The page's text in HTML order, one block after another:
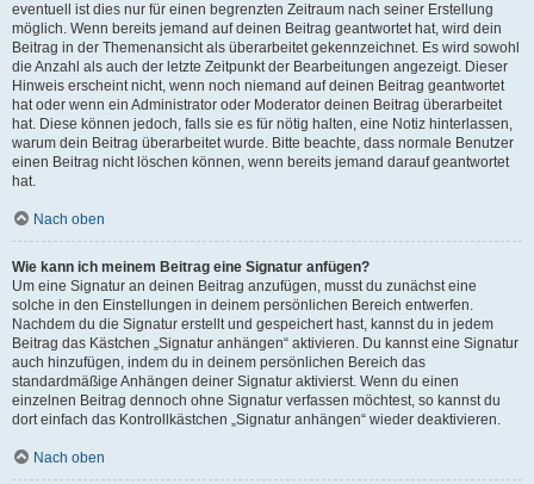
eventuell ist dies nur für einen begrenzten Zeitraum nach seiner Erstellung
möglich. Wenn bereits jemand auf deinen Beitrag geantwortet hat, wird dein
Beitrag in der Themenansicht als überarbeitet gekennzeichnet. Es wird sowohl
die Anzahl als auch der letzte Zeitpunkt der Bearbeitungen angezeigt. Dieser
Hinweis erscheint nicht, wenn noch niemand auf deinen Beitrag geantwortet
hat oder wenn ein Administrator oder Moderator deinen Beitrag überarbeitet
hat. Diese können jedoch, falls sie es für nötig halten, eine Notiz hinterlassen,
warum dein Beitrag überarbeitet wurde. Bitte beachte, dass normale Benutzer
einen Beitrag nicht löschen können, wenn bereits jemand darauf geantwortet
hat.
Nach oben
Wie kann ich meinem Beitrag eine Signatur anfügen?
Um eine Signatur an deinen Beitrag anzufügen, musst du zunächst eine
solche in den Einstellungen in deinem persönlichen Bereich entwerfen.
Nachdem du die Signatur erstellt und gespeichert hast, kannst du in jedem
Beitrag das Kästchen „Signatur anhängen“ aktivieren. Du kannst eine Signatur
auch hinzufügen, indem du in deinem persönlichen Bereich das
standardmäßige Anhängen deiner Signatur aktivierst. Wenn du einen
einzelnen Beitrag dennoch ohne Signatur verfassen möchtest, so kannst du
dort einfach das Kontrollkästchen „Signatur anhängen“ wieder deaktivieren.
Nach oben